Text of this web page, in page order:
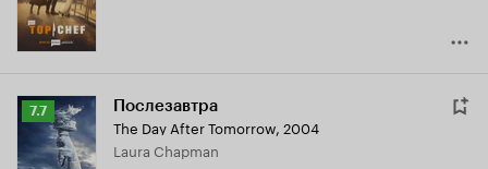
Рейтинг
Кинопоиска
7.7
7.7 Послезавтра
The Day After Tomorrow, 2004
Laura Chapman